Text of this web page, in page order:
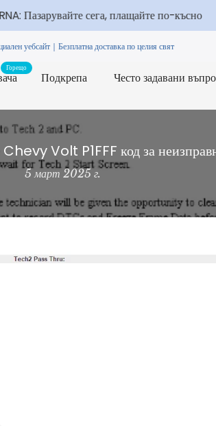
Пазарувайте сега, плащайте по-късно
уебсайт｜Безплатна доставка по целия свят
Горещо
Подкрепа
Често задавани
Chevy Volt P1FFF код за
5 март 2025 г.